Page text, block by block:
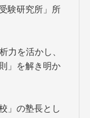
験研究所」所
力を活かし、
」を解き明か
」の塾長とし